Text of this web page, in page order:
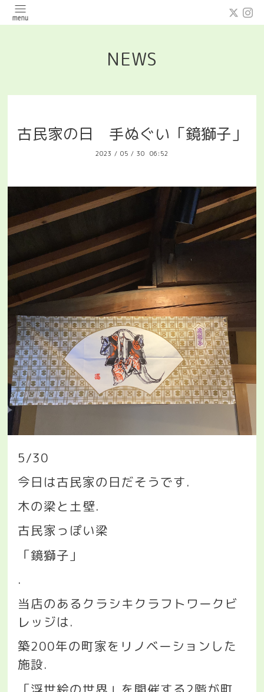
NEWS
古民家の日 手ぬぐい「鏡獅子」
2023 / 05 / 30 06:52
5/30
今日は古民家の日だそうです.
木の梁と土壁.
古民家っぽい梁
「鏡獅子」
.
当店のあるクラシキクラフトワークビ
レッジは.
築200年の町家をリノベーションした
施設.